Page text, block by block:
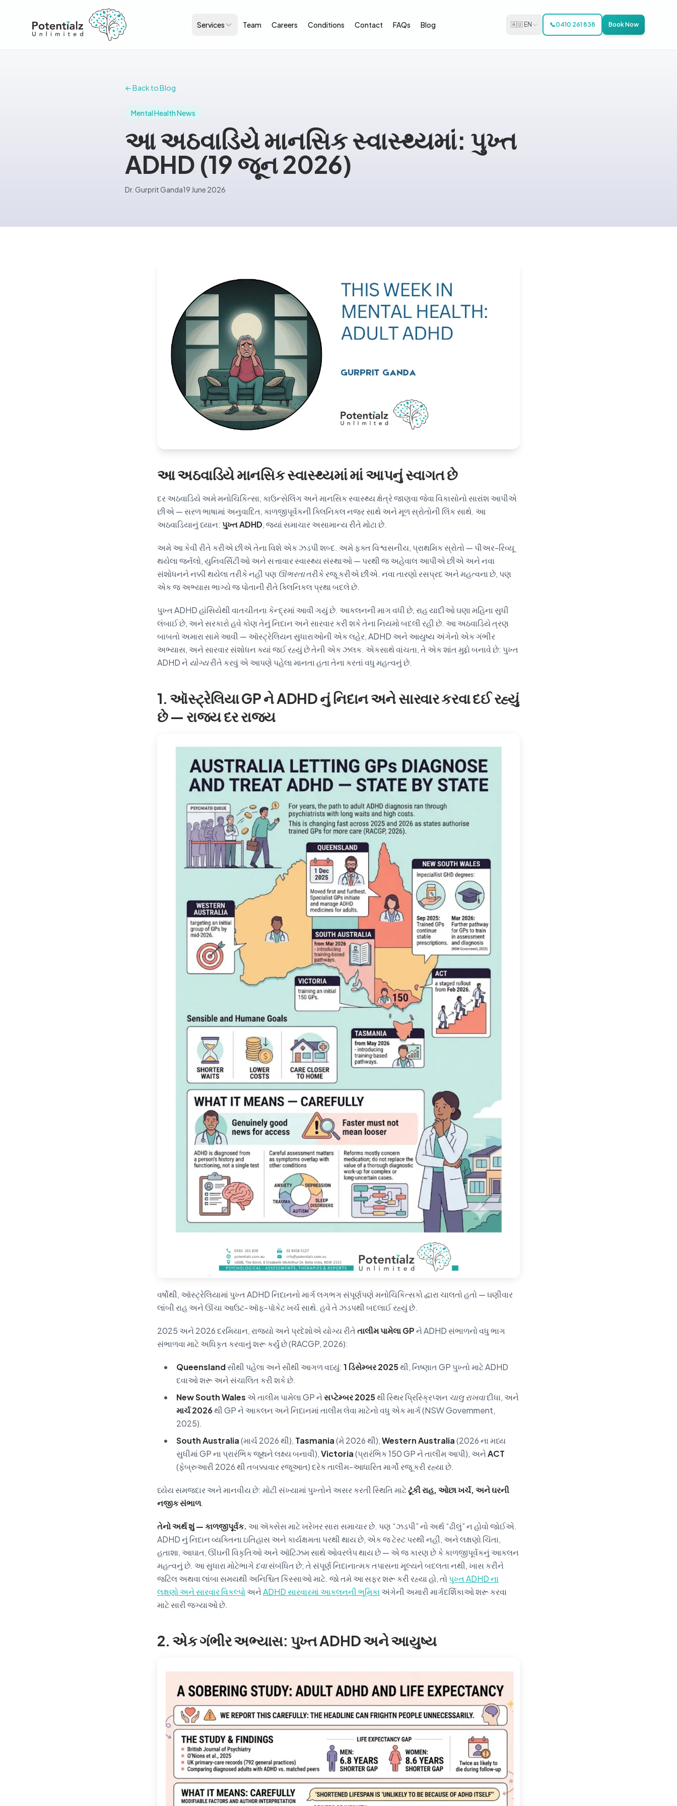
Services Team Careers Conditions Contact FAQs Blog 🇦🇺 EN 📞0410 261 838 Book Now
← Back to Blog
Mental Health News
આ અઠવાડિયે માનસિક સ્વાસ્થ્યમાં: પુખ્ત
ADHD (19 જૂન 2026)
Dr. Gurprit Ganda19 June 2026
આ અઠવાડિયે માનસિક સ્વાસ્થ્યમાં માં આપનું સ્વાગત છે
દર અઠવાડિયે અમે મનોચિકિત્સા, કાઉન્સેલિંગ અને માનસિક સ્વાસ્થ્ય ક્ષેત્રે જાણવા જેવા વિકાસોનો સારાંશ આપીએ
છીએ — સરળ ભાષામાં અનુવાદિત, કાળજીપૂર્વકની ક્લિનિકલ નજર સાથે અને મૂળ સ્રોતોની લિંક સાથે. આ
અઠવાડિયાનું ધ્યાન: પુખ્ત ADHD, જ્યાં સમાચાર અસામાન્ય રીતે મોટા છે.
અમે આ કેવી રીતે કરીએ છીએ તેના વિશે એક ઝડપી શબ્દ. અમે ફક્ત વિશ્વસનીય, પ્રાથમિક સ્રોતો — પીઅર-રિવ્યૂ
થયેલા જર્નલો, યુનિવર્સિટીઓ અને સત્તાવાર સ્વાસ્થ્ય સંસ્થાઓ — પરથી જ અહેવાલ આપીએ છીએ અને નવા
સંશોધનને નક્કી થયેલા તરીકે નહીં પણ ઊભરતાતરીકે રજૂ કરીએ છીએ. નવા તારણો રસપ્રદ અને મહત્વના છે, પણ
એક જ અભ્યાસ ભાગ્યે જ પોતાની રીતે ક્લિનિકલ પ્રથા બદલે છે.
પુખ્ત ADHD હાંસિયેથી વાતચીતના કેન્દ્રમાં આવી ગયું છે. આકલનની માગ વધી છે, રાહ યાદીઓ ઘણા મહિના સુધી
લંબાઈ છે, અને સરકારો હવે કોણ તેનું નિદાન અને સારવાર કરી શકે તેના નિયમો બદલી રહી છે. આ અઠવાડિયે ત્રણ
બાબતો અમારા સામે આવી — ઑસ્ટ્રેલિયન સુધારાઓની એક લહેર, ADHD અને આયુષ્ય અંગેનો એક ગંભીર
અભ્યાસ, અને સારવાર સંશોધન ક્યાં જઈ રહ્યું છે તેની એક ઝલક. એકસાથે વાંચતા, તે એક શાંત મુદ્દો બનાવે છે: પુખ્ત
ADHD ને યોગ્યરીતે કરવું એ આપણે પહેલા માનતા હતા તેના કરતાં વધુ મહત્વનું છે.
1. ઑસ્ટ્રેલિયા GP ને ADHD નું નિદાન અને સારવાર કરવા દઈ રહ્યું
છે — રાજ્ય દર રાજ્ય
વર્ષોથી, ઑસ્ટ્રેલિયામાં પુખ્ત ADHD નિદાનનો માર્ગ લગભગ સંપૂર્ણપણે મનોચિકિત્સકો દ્વારા ચાલતો હતો — ઘણીવાર
લાંબી રાહ અને ઊંચા આઉટ-ઑફ-પૉકેટ ખર્ચ સાથે. હવે તે ઝડપથી બદલાઈ રહ્યું છે.
2025 અને 2026 દરમિયાન, રાજ્યો અને પ્રદેશોએ યોગ્ય રીતેતાલીમ પામેલા GPને ADHD સંભાળનો વધુ ભાગ
સંભાળવા માટે અધિકૃત કરવાનું શરૂ કર્યું છે (RACGP, 2026):
Queenslandસૌથી પહેલા અને સૌથી આગળ વધ્યું: 1 ડિસેમ્બર 2025થી, નિષ્ણાત GP પુખ્તો માટે ADHD
દવાઓ શરૂ અને સંચાલિત કરી શકે છે.
New South Wales એ તાલીમ પામેલા GP નેસપ્ટેમ્બર 2025થી સ્થિર પ્રિસ્ક્રિપ્શન ચાલુ રાખવાદીધા, અને
માર્ચ 2026થી GP ને આકલન અને નિદાનમાં તાલીમ લેવા માટેનો વધુ એક માર્ગ (NSW Government,
2025).
South Australia(માર્ચ 2026 થી), Tasmania(મે 2026 થી),Western Australia(2026 ના મધ્ય
સુધીમાં GP ના પ્રારંભિક જૂથને લક્ષ્ય બનાવી),Victoria(પ્રારંભિક 150 GP ને તાલીમ આપી), અનેACT
(ફેબ્રુઆરી 2026 થી તબક્કાવાર રજૂઆત) દરેક તાલીમ-આધારિત માર્ગો રજૂ કરી રહ્યા છે.
ધ્યેય સમજદાર અને માનવીય છે: મોટી સંખ્યામાં પુખ્તોને અસર કરતી સ્થિતિ માટેટૂંકી રાહ, ઓછા ખર્ચ, અને ઘરની
નજીક સંભાળ.
તેનો અર્થ શું — કાળજીપૂર્વક. આ ઍક્સેસ માટે ખરેખર સારા સમાચાર છે. પણ “ઝડપી” નો અર્થ “ઢીલું” ન હોવો જોઈએ.
ADHD નું નિદાન વ્યક્તિના ઇતિહાસ અને કાર્યક્ષમતા પરથી થાય છે, એક જ ટેસ્ટ પરથી નહીં, અને લક્ષણો ચિંતા,
હતાશા, આઘાત, ઊંઘની વિકૃતિઓ અને ઑટિઝમ સાથે ઓવરલેપ થાય છે — એ જ કારણ છે કે કાળજીપૂર્વકનું આકલન
મહત્વનું છે. આ સુધારા મોટેભાગે દવાસંબંધિત છે; તે સંપૂર્ણ નિદાનાત્મક તપાસના મૂલ્યને બદલતા નથી, ખાસ કરીને
જટિલ અથવા લાંબા સમયથી અનિશ્ચિત કિસ્સાઓ માટે. જો તમે આ સફર શરૂ કરી રહ્યા હો, તોપુખ્ત ADHD ના
લક્ષણો અને સારવાર વિકલ્પોઅનેADHD સારવારમાં આકલનની ભૂમિકાઅંગેની અમારી માર્ગદર્શિકાઓ શરૂ કરવા
માટે સારી જગ્યાઓ છે.
2. એક ગંભીર અભ્યાસ: પુખ્ત ADHD અને આયુષ્ય